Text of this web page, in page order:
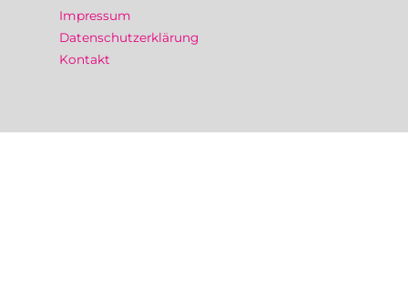
Impressum
Datenschutzerklärung
Kontakt